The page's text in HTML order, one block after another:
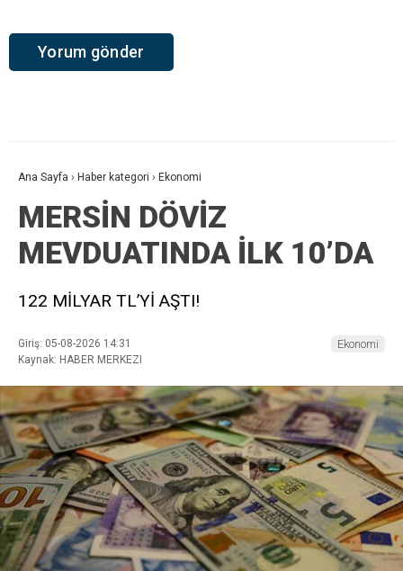
Ana Sayfa › Haber kategori › Ekonomi
MERSİN DÖVİZ
MEVDUATINDA İLK 10’DA
122 MİLYAR TL’Yİ AŞTI!
Giriş: 05-08-2026 14:31
Kaynak: HABER MERKEZI
Ekonomi